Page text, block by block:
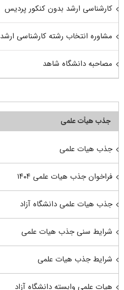
کارشناسی ارشد بدون کنکور پردیس
مشاوره انتخاب رشته کارشناسی ارشد
مصاحبه دانشگاه شاهد
جذب هیأت علمی
جذب هیات علمی
فراخوان جذب هیات علمی ۱۴۰۴
جذب هیات علمی دانشگاه آزاد
شرایط سنی جذب هیات علمی
شرایط جذب هیات علمی
هیات علمی وابسته دانشگاه آزاد